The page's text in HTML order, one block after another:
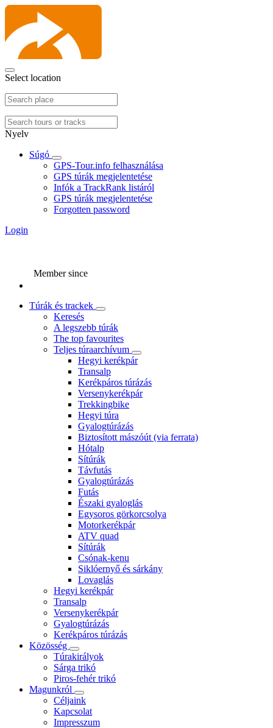
Select location
Nyelv
Súgó
GPS-Tour.info felhasználása
GPS túrák megjelentetése
Infók a TrackRank listáról
GPS túrák megjelentetése
Forgotten password
Login
Member since
Túrák és trackek
Keresés
A legszebb túrák
The top favourites
Teljes túraarchívum
Hegyi kerékpár
Transalp
Kerékpáros túrázás
Versenykerékpár
Trekkingbike
Hegyi túra
Gyalogtúrázás
Biztosított mászóút (via ferrata)
Hótalp
Sítúrák
Távfutás
Gyalogtúrázás
Futás
Északi gyaloglás
Egysoros görkorcsolya
Motorkerékpár
ATV quad
Sítúrák
Csónak-kenu
Siklóernyő és sárkány
Lovaglás
Hegyi kerékpár
Transalp
Versenykerékpár
Gyalogtúrázás
Kerékpáros túrázás
Közösség
Túrakirályok
Sárga trikó
Piros-fehér trikó
Magunkról
Céljaink
Kapcsolat
Impresszum